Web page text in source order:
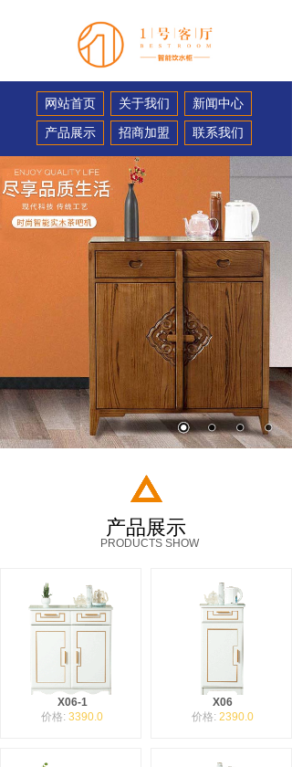
网站首页 关于我们
新闻中心
产品展示
招商加盟 联系我们
产品展示
PRODUCTS SHOW
X06-1
价格: 3390.0
X06
价格: 2390.0